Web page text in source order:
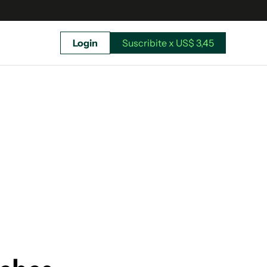
Login Suscribite x US$ 3,45